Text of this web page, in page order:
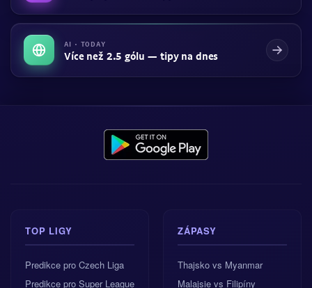
AI · TODAY
Více než 2.5 gólu — tipy na dnes
TOP LIGY
Predikce pro Czech Liga
Predikce pro Super League
ZÁPASY
Thajsko vs Myanmar
Malajsie vs Filipíny